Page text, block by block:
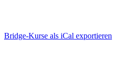
Bridge-Kurse als iCal exportieren